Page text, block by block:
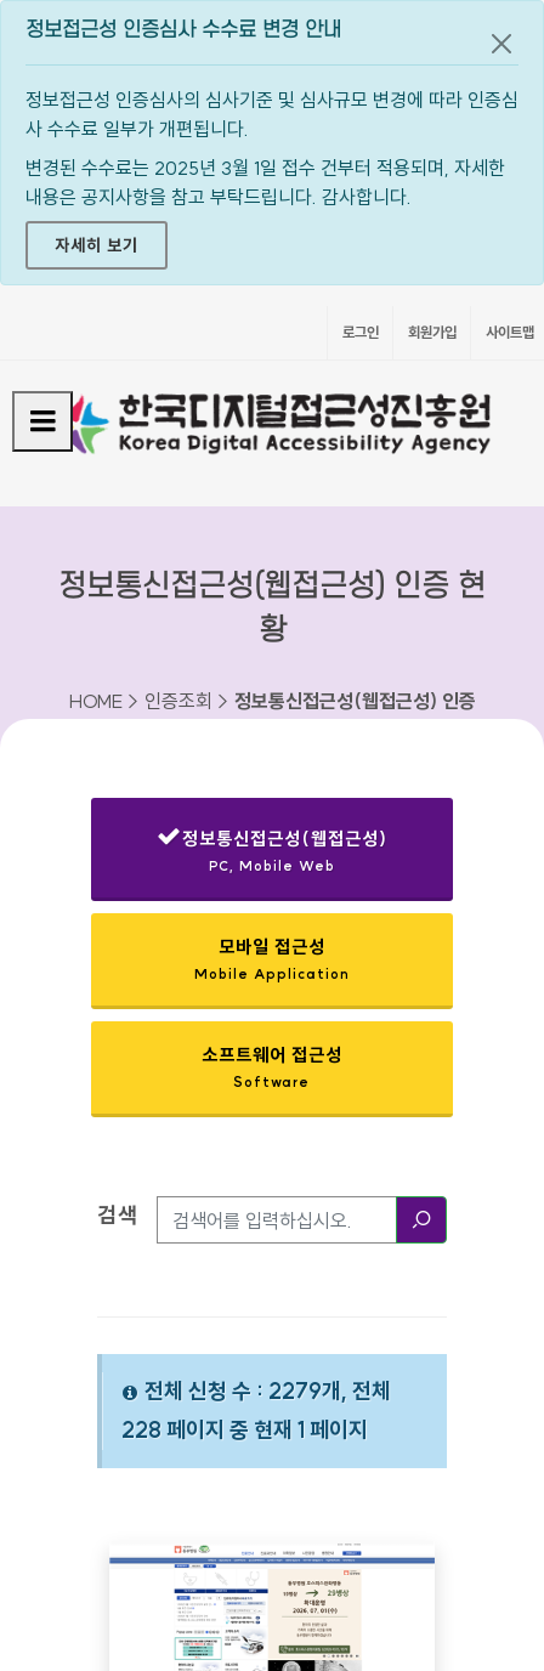
정보접근성 인증심사 수수료 변경 안내
정보접근성 인증심사의 심사기준 및 심사규모 변경에 따라 인증심
사 수수료 일부가 개편됩니다.
변경된 수수료는 2025년 3월 1일 접수 건부터 적용되며, 자세한
내용은 공지사항을 참고 부탁드립니다. 감사합니다.
자세히 보기
공지
로그인 회원가입 사이트맵
정보통신접근성(웹접근성) 인증 현
황
HOME > 인증조회 > 정보통신접근성(웹접근성) 인증
정보통신접근성(웹접근성)
PC, Mobile Web
모바일 접근성
Mobile Application
소프트웨어 접근성
Software
검색옵션
검색
전체 신청 수 : 2279개, 전체
228 페이지 중 현재 1 페이지